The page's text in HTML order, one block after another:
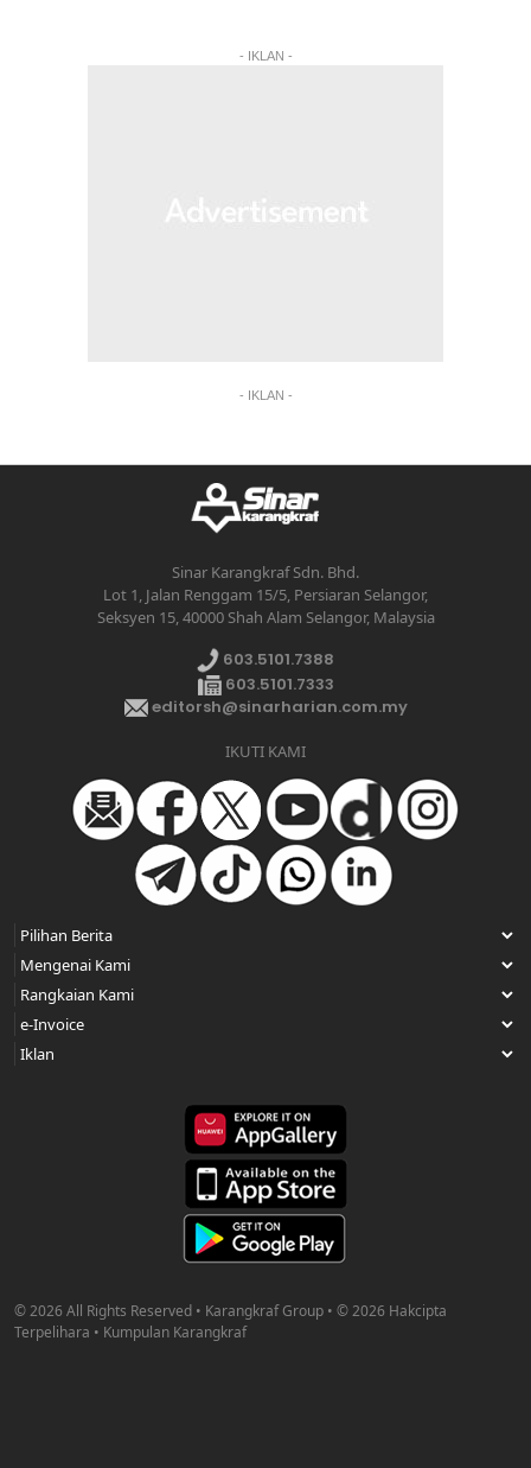
- IKLAN -
- IKLAN -
Sinar Karangkraf Sdn. Bhd.
Lot 1, Jalan Renggam 15/5, Persiaran Selangor,
Seksyen 15, 40000 Shah Alam Selangor, Malaysia
603.5101.7388
603.5101.7333
editorsh@sinarharian.com.my
IKUTI KAMI
© 2026 All Rights Reserved • Karangkraf Group • © 2026 Hakcipta
Terpelihara • Kumpulan Karangkraf